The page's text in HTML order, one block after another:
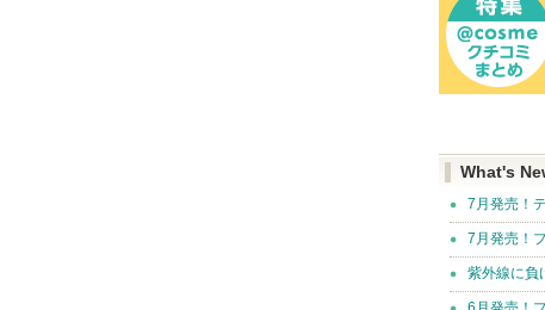
What's
7月発売！
7月発売！
紫外線に負